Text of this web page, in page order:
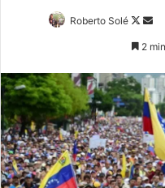
Roberto Solé
F
l
o
w
o
n
X
d
n
e
m
a
2